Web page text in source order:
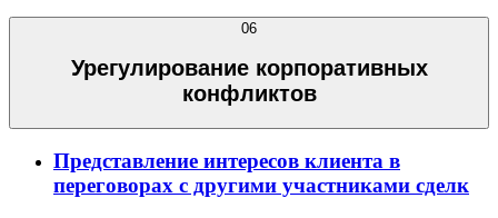
06
Урегулирование корпоративных
конфликтов
Представление интересов клиента в
переговорах с другими участниками сделк